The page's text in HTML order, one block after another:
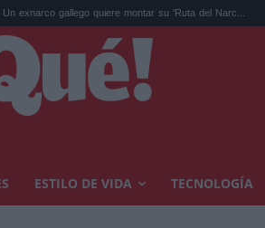
quiere montar su 'Ruta del Narc... Kit Connor
ESTILO DE VIDA TECNOLOGÍA